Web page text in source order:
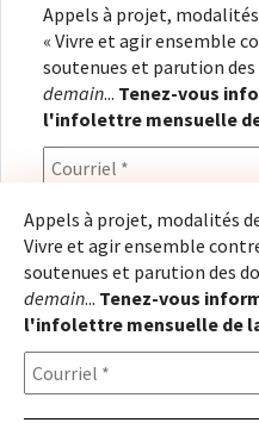
Appels à projet,
« Vivre et agir ensemble
soutenues et parution
demain... Tenez-vous
l'infolettre mensuelle
En renseignant votre
consentez à recevoir
Seligmann,
confidentialité. Il vous
désabonner à tout
Appels à projet, modalités
Vivre et agir ensemble
soutenues et parution des
demain... Tenez-vous
l'infolettre mensuelle de